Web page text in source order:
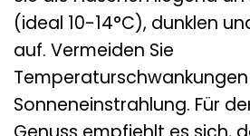
(ideal 10-14°C), dunklen
auf. Vermeiden Sie
Sonneneinstrahlung. Für